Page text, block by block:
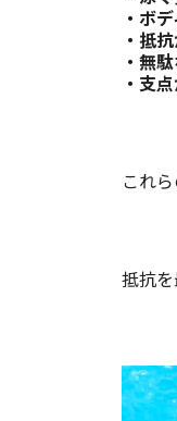
・ボ
・抵
・無
・支
これ
抵抗